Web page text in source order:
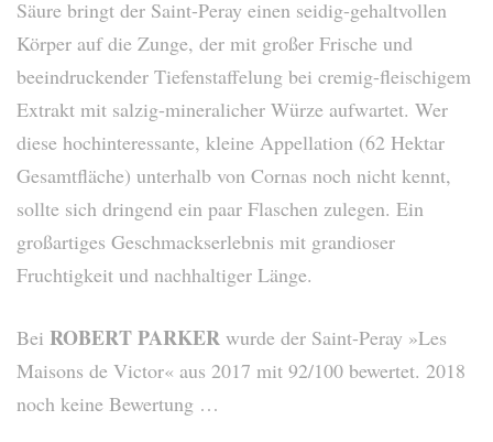
Säure bringt der Saint-Peray einen seidig-gehaltvollen
Körper auf die Zunge, der mit großer Frische und
beeindruckender Tiefenstaffelung bei cremig-fleischigem
Extrakt mit salzig-mineralicher Würze aufwartet. Wer
diese hochinteressante, kleine Appellation (62 Hektar
Gesamtfläche) unterhalb von Cornas noch nicht kennt,
sollte sich dringend ein paar Flaschen zulegen. Ein
großartiges Geschmackserlebnis mit grandioser
Fruchtigkeit und nachhaltiger Länge.
Bei ROBERT PARKER wurde der Saint-Peray »Les
Maisons de Victor« aus 2017 mit 92/100 bewertet. 2018
noch keine Bewertung …